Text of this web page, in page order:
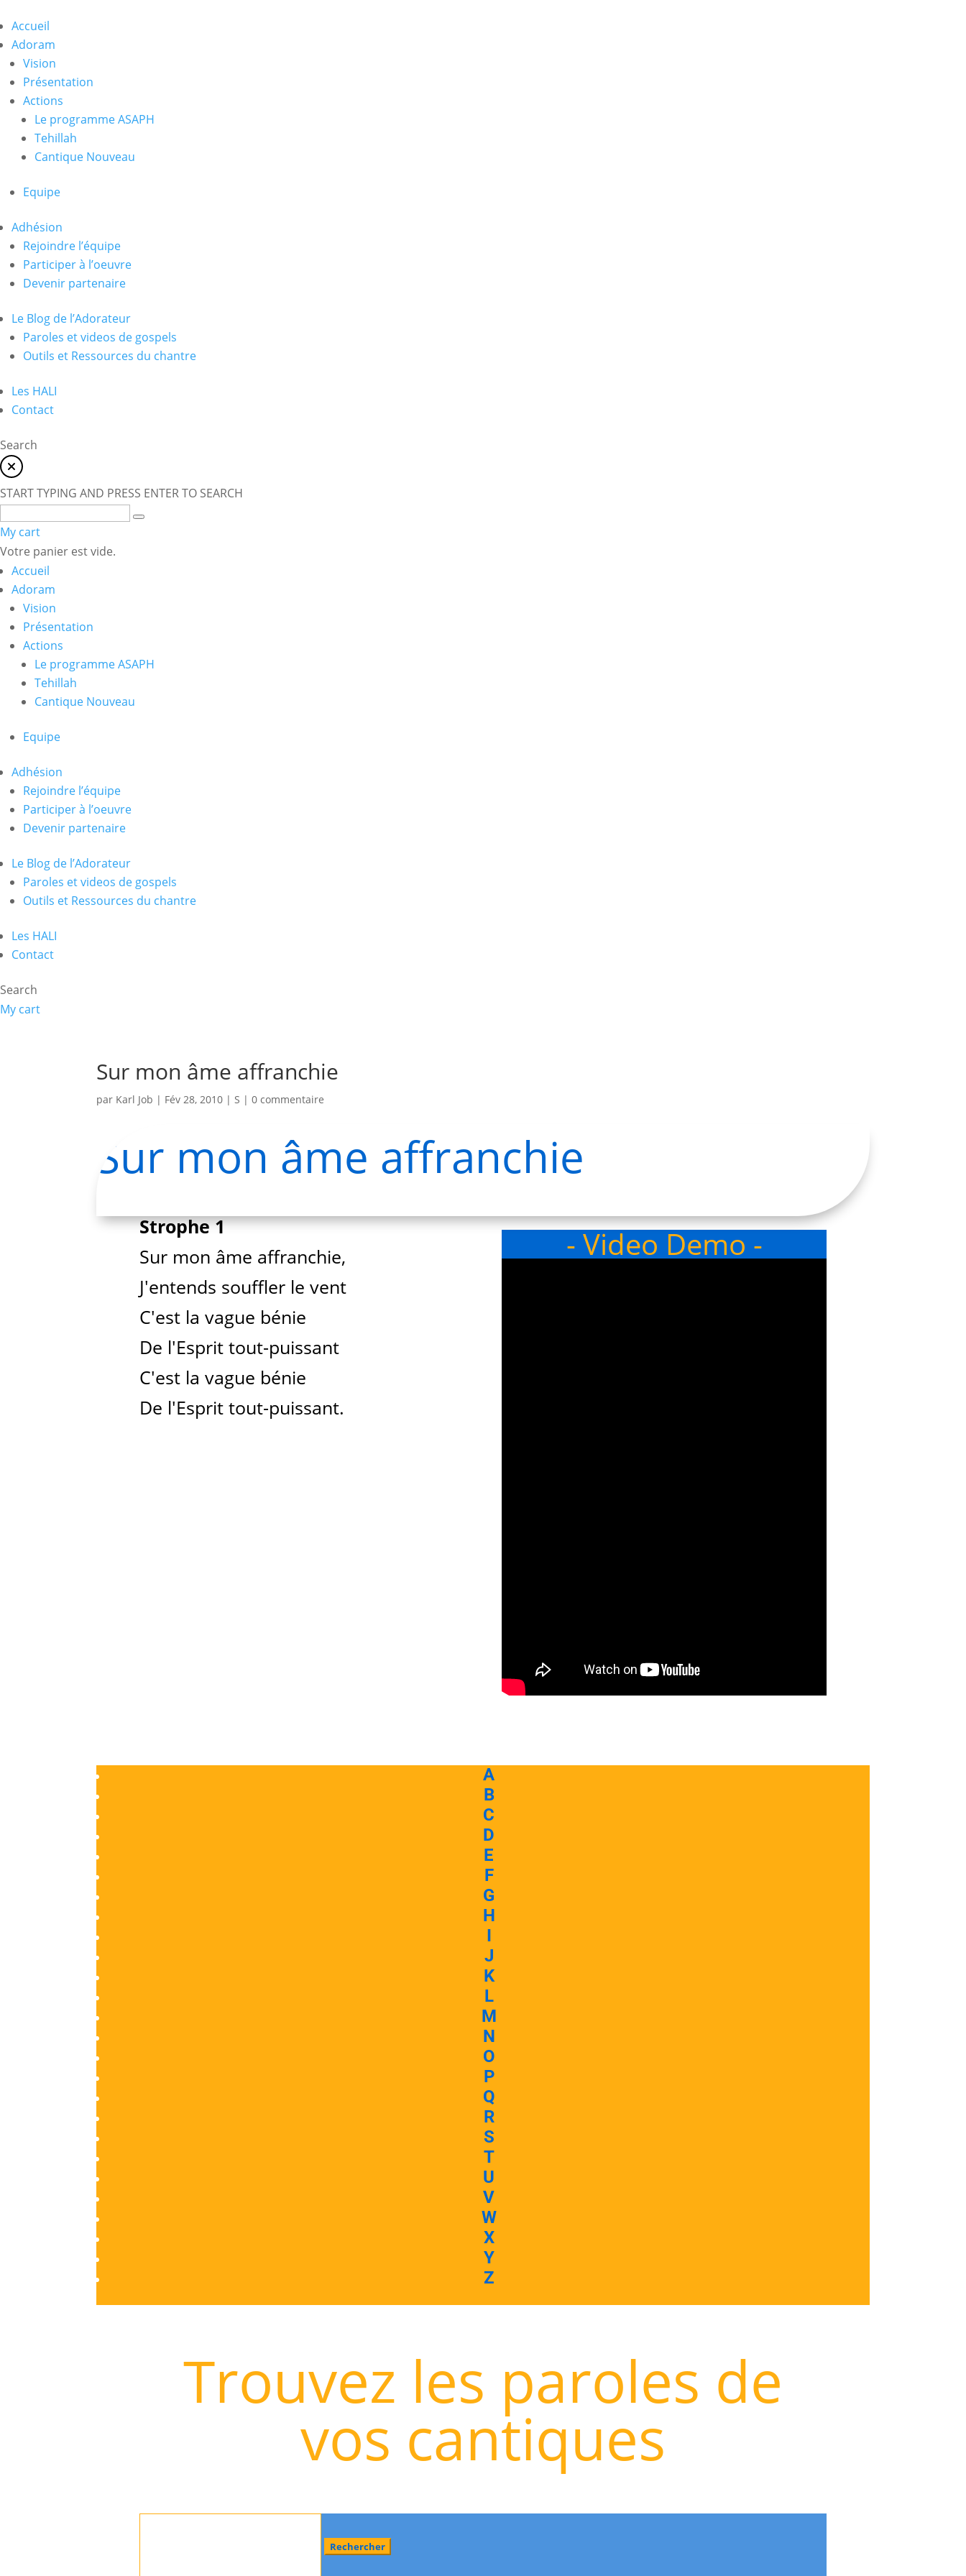
Accueil
Adoram
Vision
Présentation
Actions
Le programme ASAPH
Tehillah
Cantique Nouveau
Equipe
Adhésion
Rejoindre l’équipe
Participer à l’oeuvre
Devenir partenaire
Le Blog de l’Adorateur
Paroles et videos de gospels
Outils et Ressources du chantre
Les HALI
Contact
Search
START TYPING AND PRESS ENTER TO SEARCH
My cart
Votre panier est vide.
Accueil
Adoram
Vision
Présentation
Actions
Le programme ASAPH
Tehillah
Cantique Nouveau
Equipe
Adhésion
Rejoindre l’équipe
Participer à l’oeuvre
Devenir partenaire
Le Blog de l’Adorateur
Paroles et videos de gospels
Outils et Ressources du chantre
Les HALI
Contact
Search
My cart
Sur mon âme affranchie
par Karl Job | Fév 28, 2010 |S |0 commentaire
Sur mon âme affranchie
Strophe 1
Sur mon âme affranchie,
J'entends souffler le vent
C'est la vague bénie
De l'Esprit tout-puissant
C'est la vague bénie
De l'Esprit tout-puissant.
- Video Demo -
A
B
C
D
E
F
G
H
I
J
K
L
M
N
O
P
Q
R
S
T
U
V
W
X
Y
Z
Trouvez les paroles de
vos cantiques